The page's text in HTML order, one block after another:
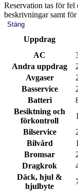
Reservation tas för
beskrivningar samt för
Stäng
Uppdrag
AC
Andra uppdrag
Avgaser
Basservice
Batteri
Besiktning och
förkontroll
Bilservice
Bilvård
Bromsar
Dragkrok
Däck, hjul &
hjulbyte